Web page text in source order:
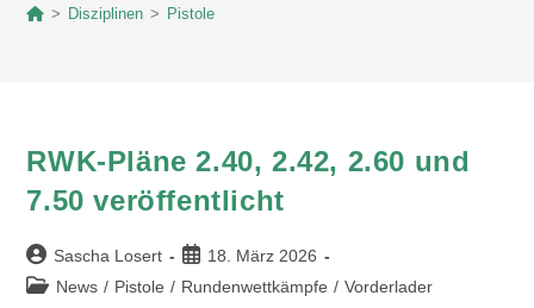
> Disziplinen > Pistole
RWK-Pläne 2.40, 2.42, 2.60 und
7.50 veröffentlicht
Sascha Losert
18. März 2026
News / Pistole / Rundenwettkämpfe / Vorderlader